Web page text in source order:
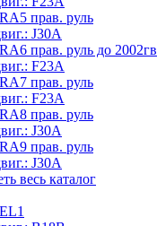
прав. руль
J30A
прав. руль до 2002гв
F23A
прав. руль
F23A
прав. руль
J30A
прав. руль
J30A
весь каталог